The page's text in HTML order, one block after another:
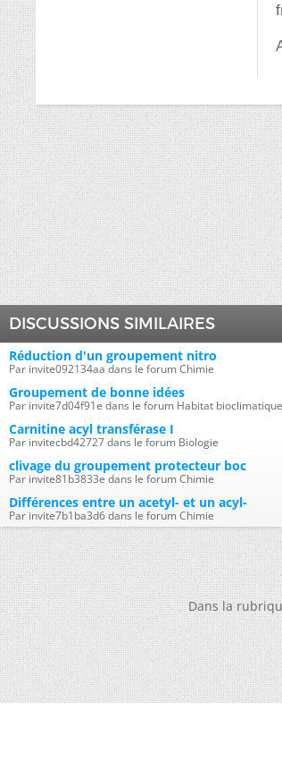
DISCUSSIONS SIMILAIRES
Réduction d'un groupement nitro
Par invite092134aa dans le forum Chimie
Groupement de bonne idées
Par invite7d04f91e dans le forum Habitat
Carnitine acyl transférase I
Par invitecbd42727 dans le forum Biologie
clivage du groupement protecteur boc
Par invite81b3833e dans le forum Chimie
Différences entre un acetyl- et un acyl-
Par invite7b1ba3d6 dans le forum Chimie
Dans la